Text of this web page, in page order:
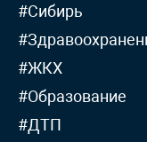
#Сибирь
#ЖКХ
#Образование
#ДТП